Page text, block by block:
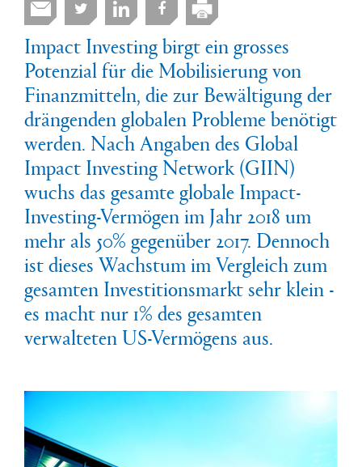
Impact Investing birgt ein grosses
Potenzial für die Mobilisierung von
Finanzmitteln, die zur Bewältigung der
drängenden globalen Probleme benötigt
werden. Nach Angaben des Global
Impact Investing Network (GIIN)
wuchs das gesamte globale Impact-
Investing-Vermögen im Jahr 2018 um
mehr als 50% gegenüber 2017. Dennoch
ist dieses Wachstum im Vergleich zum
gesamten Investitionsmarkt sehr klein -
es macht nur 1% des gesamten
verwalteten US-Vermögens aus.